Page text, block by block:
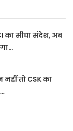
का सीधा संदेश, अब
तो CSK का